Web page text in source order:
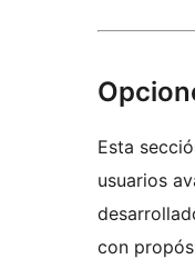
Esta
usuarios
con